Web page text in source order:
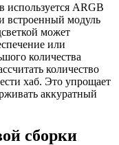
используется ARGB
встроенный модуль
может
или
количества
количество
хаб. Это упрощает
аккуратный
сборки